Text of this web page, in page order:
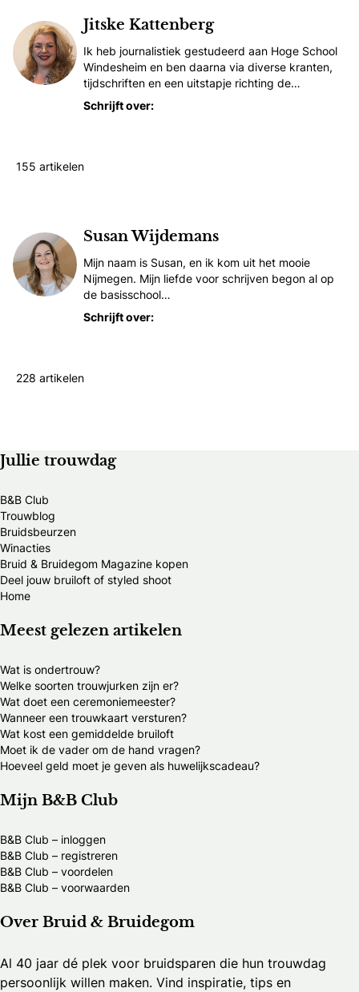
Jitske Kattenberg
Ik heb journalistiek gestudeerd aan Hoge School
Windesheim en ben daarna via diverse kranten,
tijdschriften en een uitstapje richting de…
Schrijft over:
155 artikelen
Susan Wijdemans
Mijn naam is Susan, en ik kom uit het mooie
Nijmegen. Mijn liefde voor schrijven begon al op
de basisschool…
Schrijft over:
228 artikelen
Jullie trouwdag
B&B Club
Trouwblog
Bruidsbeurzen
Winacties
Bruid & Bruidegom Magazine kopen
Deel jouw bruiloft of styled shoot
Home
Meest gelezen artikelen
Wat is ondertrouw?
Welke soorten trouwjurken zijn er?
Wat doet een ceremoniemeester?
Wanneer een trouwkaart versturen?
Wat kost een gemiddelde bruiloft
Moet ik de vader om de hand vragen?
Hoeveel geld moet je geven als huwelijkscadeau?
Mijn B&B Club
B&B Club – inloggen
B&B Club – registreren
B&B Club – voordelen
B&B Club – voorwaarden
Over Bruid & Bruidegom
Al 40 jaar dé plek voor bruidsparen die hun trouwdag
persoonlijk willen maken. Vind inspiratie, tips en